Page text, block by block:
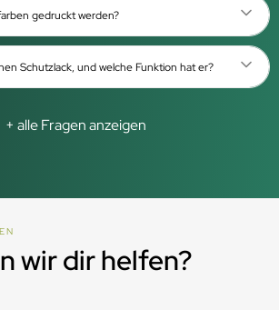
gedruckt werden?
Schutzlack, und welche Funktion hat er?
+ alle Fragen anzeigen
wir dir helfen?